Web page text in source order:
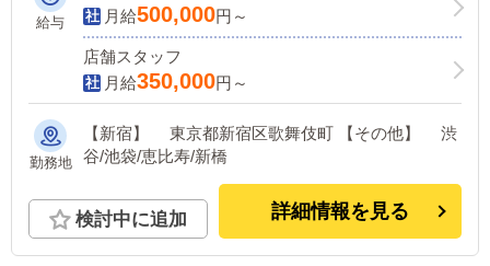
給与
月給500,000円～
店舗スタッフ
月給350,000円～
勤務地
【新宿】 東京都新宿区歌舞伎町 【その他】 渋
谷/池袋/恵比寿/新橋
検討中に追加 詳細情報を見る